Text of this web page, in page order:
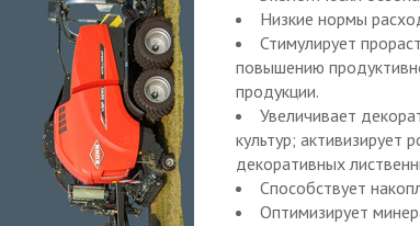
Низкие нормы
Стимулирует
повышению
продукции.
Увеличивает
культур; активизирует
декоративных
Способствует
Оптимизирует